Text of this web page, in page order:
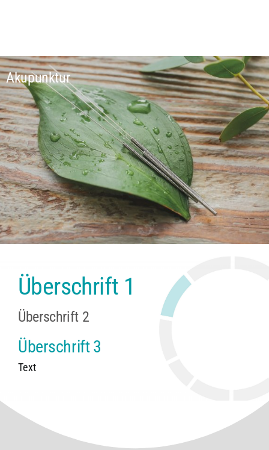
Akupunktur
Überschrift 1
Überschrift 2
Überschrift 3
Text